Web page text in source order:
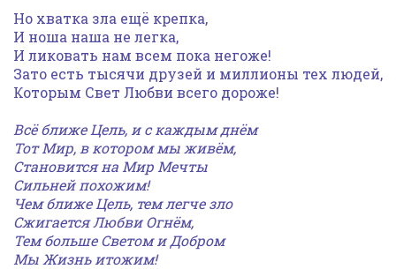
Но хватка зла ещё крепка,
И ноша наша не легка,
И ликовать нам всем пока негоже!
Зато есть тысячи друзей и миллионы тех людей,
Которым Свет Любви всего дороже!
Всё ближе Цель, и с каждым днём
Тот Мир, в котором мы живём,
Становится на Мир Мечты
Сильней похожим!
Чем ближе Цель, тем легче зло
Сжигается Любви Огнём,
Тем больше Светом и Добром
Мы Жизнь итожим!